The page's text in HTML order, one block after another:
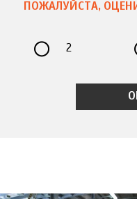
ПОЖАЛУЙСТА,
2